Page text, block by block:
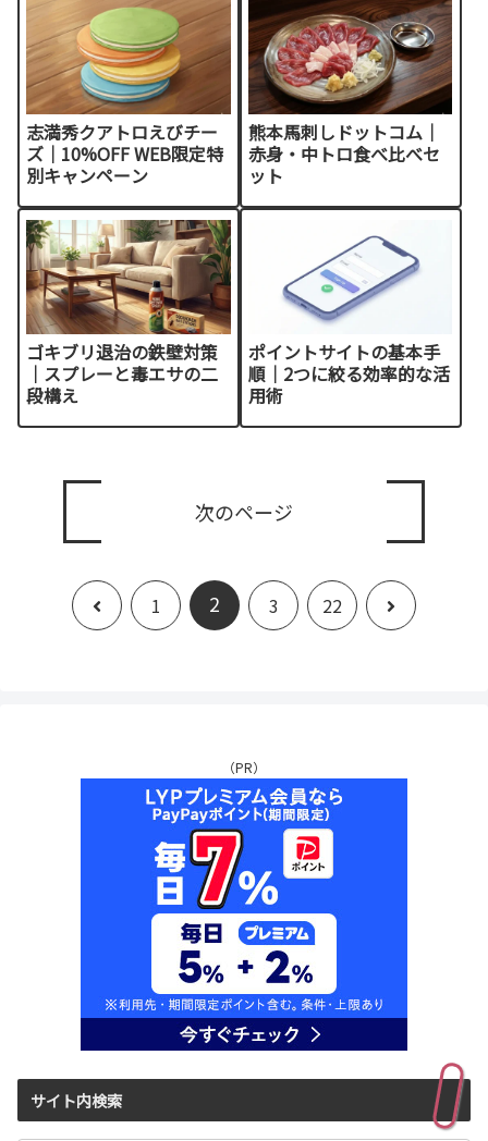
志満秀クアトロえびチー
ズ｜10%OFF WEB限定特
別キャンペーン
熊本馬刺しドットコム｜
赤身・中トロ食べ比べセ
ット
ゴキブリ退治の鉄壁対策
｜スプレーと毒エサの二
段構え
ポイントサイトの基本手
順｜2つに絞る効率的な活
用術
次のページ
前
1 2 3 22
次
（PR）
サイト内検索